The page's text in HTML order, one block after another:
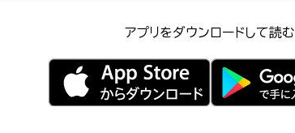
アプリをダウンロードして読む